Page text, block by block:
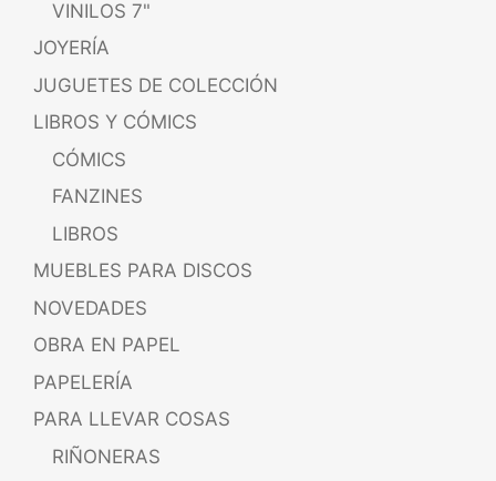
VINILOS 7"
JOYERÍA
JUGUETES DE COLECCIÓN
LIBROS Y CÓMICS
CÓMICS
FANZINES
LIBROS
MUEBLES PARA DISCOS
NOVEDADES
OBRA EN PAPEL
PAPELERÍA
PARA LLEVAR COSAS
RIÑONERAS